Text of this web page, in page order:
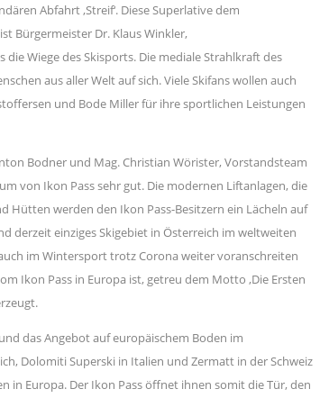
Abfahrt ‚Streif‘. Diese Superlative dem
Bürgermeister Dr. Klaus Winkler,
Wiege des Skisports. Die mediale Strahlkraft des
aus aller Welt auf sich. Viele Skifans wollen auch
und Bode Miller für ihre sportlichen Leistungen
Bodner und Mag. Christian Wörister, Vorstandsteam
von Ikon Pass sehr gut. Die modernen Liftanlagen, die
Hütten werden den Ikon Pass-Besitzern ein Lächeln auf
derzeit einziges Skigebiet in Österreich im weltweiten
im Wintersport trotz Corona weiter voranschreiten
Ikon Pass in Europa ist, getreu dem Motto ‚Die Ersten
das Angebot auf europäischem Boden im
Dolomiti Superski in Italien und Zermatt in der Schweiz
in Europa. Der Ikon Pass öffnet ihnen somit die Tür, den